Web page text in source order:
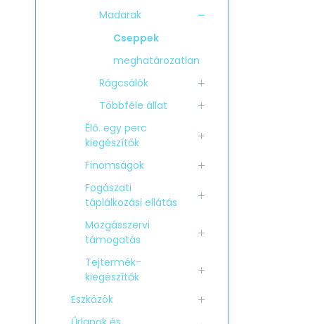
Madarak
Cseppek
meghatározatlan
Rágcsálók
Többféle állat
Élő. egy perc
kiegészítők
Finomságok
Fogászati
táplálkozási ellátás
Mozgásszervi
támogatás
Tejtermék-
kiegészítők
Eszközök